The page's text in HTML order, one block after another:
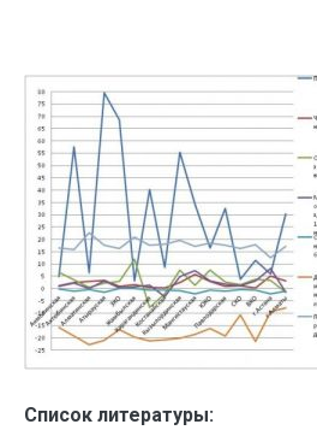
Список литературы: